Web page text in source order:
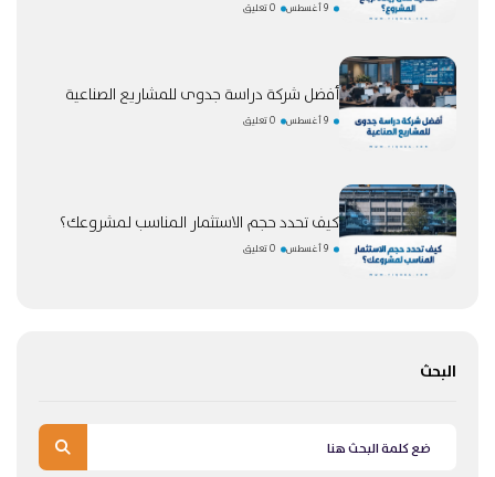
9 أغسطس 0 تعليق
أفضل شركة دراسة جدوى للمشاريع الصناعية
9 أغسطس 0 تعليق
كيف تحدد حجم الاستثمار المناسب لمشروعك؟
9 أغسطس 0 تعليق
البحث